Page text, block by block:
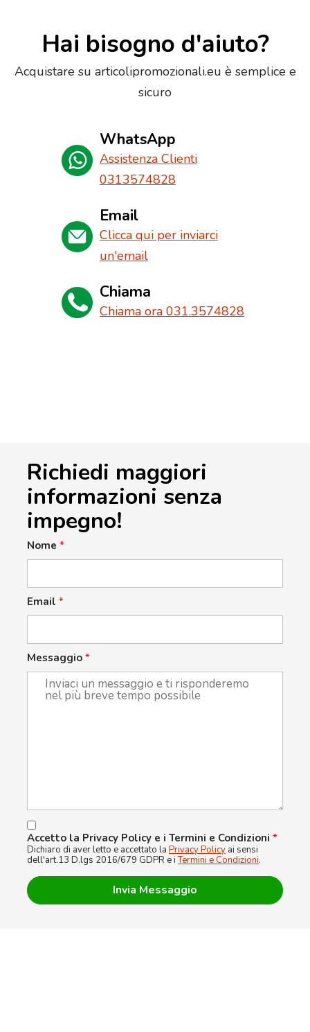
Hai bisogno d'aiuto?
Acquistare su articolipromozionali.eu è semplice e
sicuro
WhatsApp
Assistenza Clienti
0313574828
Email
Clicca qui per inviarci
un'email
Chiama
Chiama ora 031.3574828
Richiedi maggiori
informazioni senza
impegno!
Nome *
Email *
Messaggio *
Accetto la Privacy Policy e i Termini e Condizioni *
Dichiaro di aver letto e accettato la Privacy Policy ai sensi
dell'art.13 D.lgs 2016/679 GDPR e iTermini e Condizioni.